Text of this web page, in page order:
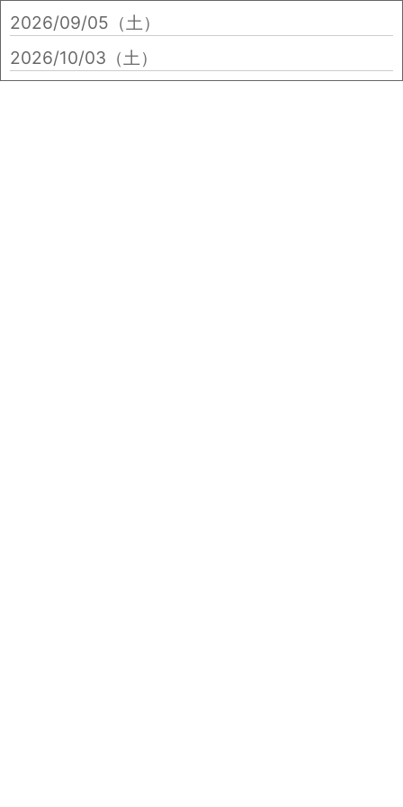
2026/09/05（土）
2026/10/03（土）